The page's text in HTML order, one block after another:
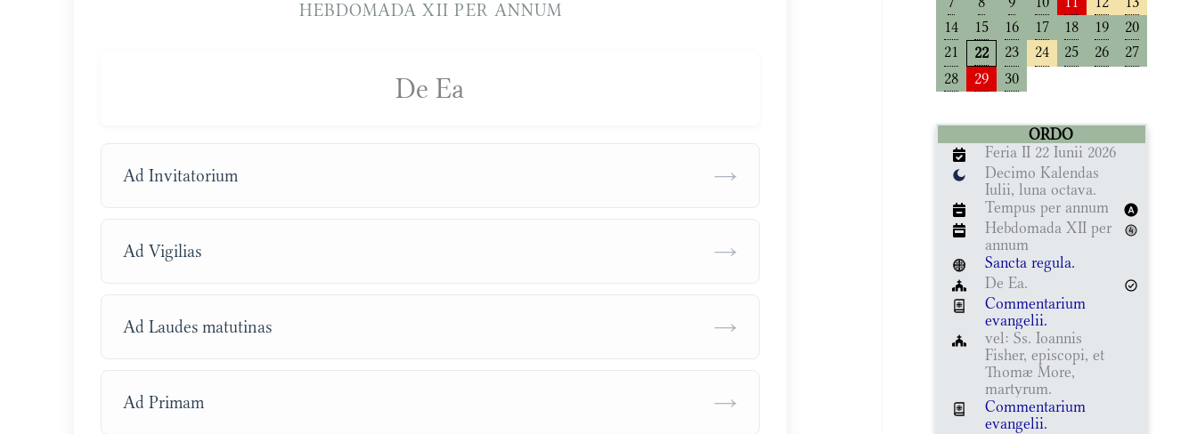
HEBDOMADA XII PER ANNUM
De Ea
Ad Invitatorium →
Ad Vigilias →
Ad Laudes matutinas →
Ad Primam →
14
15 16 17 18 19
20
21
22 23 24 25 26
27
28
29 30
ORDO
Feria II 22 Iunii 2026
Decimo Kalendas
Iulii, luna octava.
Tempus per annum
Hebdomada XII per
annum
Sancta regula.
De Ea.
Commentarium
evangelii.
vel: Ss. Ioannis
Fisher, episcopi, et
Thomæ More,
martyrum.
Commentarium
evangelii.